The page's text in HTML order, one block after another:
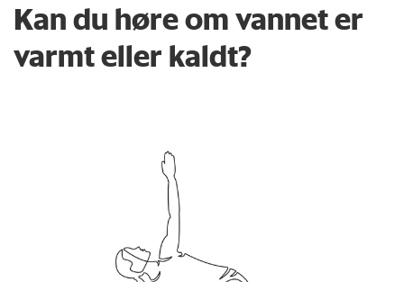
Kan du høre om vannet er
varmt eller kaldt?